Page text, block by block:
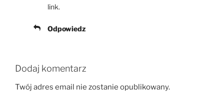
link.
Odpowiedz
Dodaj komentarz
Twój adres email nie zostanie opublikowany.